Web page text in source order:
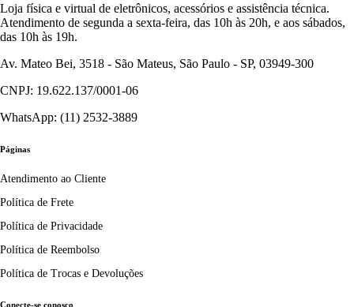
Loja física e virtual de eletrônicos, acessórios e assistência técnica.
Atendimento de segunda a sexta-feira, das 10h às 20h, e aos sábados,
das 10h às 19h.
Av. Mateo Bei, 3518 - São Mateus, São Paulo - SP, 03949-300
CNPJ: 19.622.137/0001-06
WhatsApp: (11) 2532-3889
Páginas
Atendimento ao Cliente
Política de Frete
Política de Privacidade
Política de Reembolso
Política de Trocas e Devoluções
Conecte-se conosco